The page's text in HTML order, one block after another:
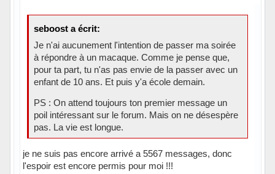
seboost a écrit:
Je n'ai aucunement l'intention de passer ma soirée
à répondre à un macaque. Comme je pense que,
pour ta part, tu n'as pas envie de la passer avec un
enfant de 10 ans. Et puis y'a école demain.
PS : On attend toujours ton premier message un
poil intéressant sur le forum. Mais on ne désespère
pas. La vie est longue.
je ne suis pas encore arrivé a 5567 messages, donc
l'espoir est encore permis pour moi !!!